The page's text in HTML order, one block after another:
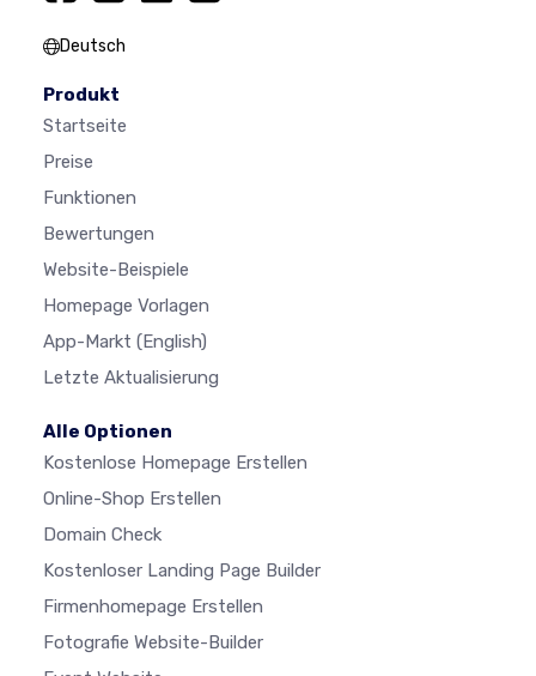
Deutsch
Produkt
Startseite
Preise
Funktionen
Bewertungen
Website-Beispiele
Homepage Vorlagen
App-Markt (English)
Letzte Aktualisierung
Alle Optionen
Kostenlose Homepage Erstellen
Online-Shop Erstellen
Domain Check
Kostenloser Landing Page Builder
Firmenhomepage Erstellen
Fotografie Website-Builder